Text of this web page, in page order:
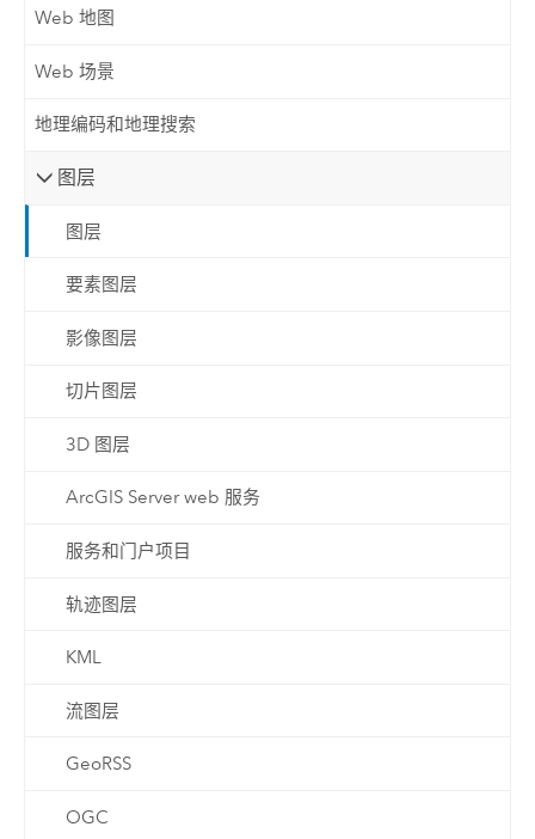
Web 地图
Web 场景
地理编码和地理搜索
图层
图层
要素图层
影像图层
切片图层
3D 图层
ArcGIS Server web 服务
服务和门户项目
轨迹图层
KML
流图层
GeoRSS
OGC